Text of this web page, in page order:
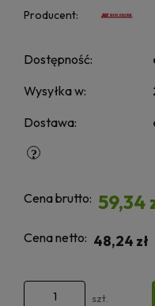
Producent:
Dostępność:
Wysyłka w:
Dostawa:
Cena brutto: 59,34
Cena netto: 48,24 zł
szt.